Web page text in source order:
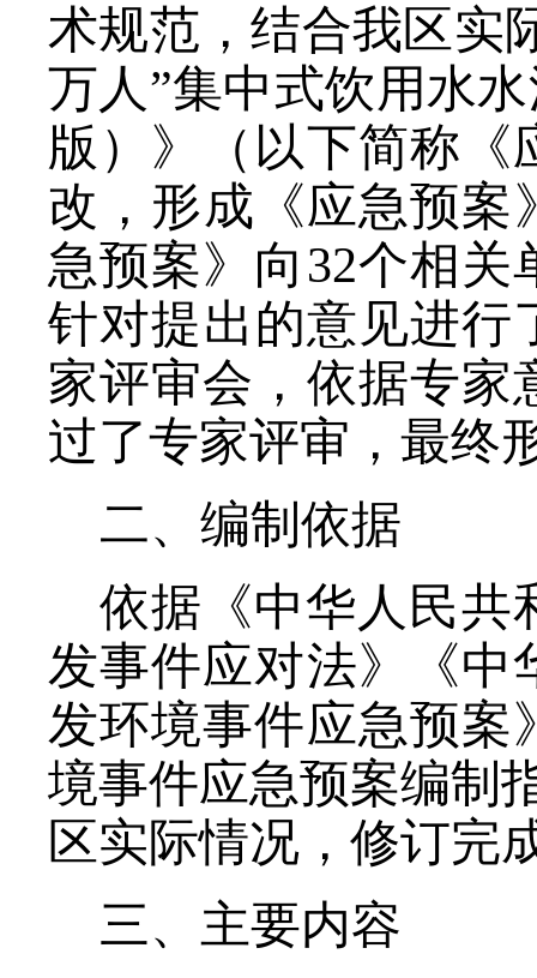
术规范，结合我区实
万人”集中式饮用水
版）》（以下简称《
改 ， 形成《应急预案
急预案》向32个相
针对提出的意见进行
家评审会，依据专家
过了专家评审 ，最终
二、编制依据
依据《中华人民共
发事件应对法》《中
发环境事件应急预案
境事件应急预案编制
区实际情况，修订完
三、 主要内容